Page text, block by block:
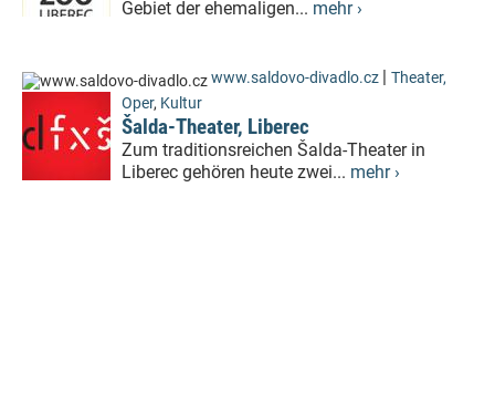
Gebiet der ehemaligen... mehr ›
www.saldovo-divadlo.cz | Theater,
Oper, Kultur
Šalda-Theater, Liberec
Zum traditionsreichen Šalda-Theater in
Liberec gehören heute zwei... mehr ›